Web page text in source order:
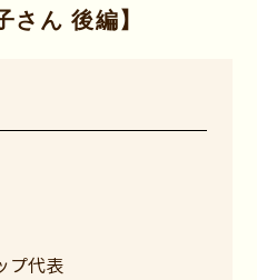
さん 後編】
プ代表